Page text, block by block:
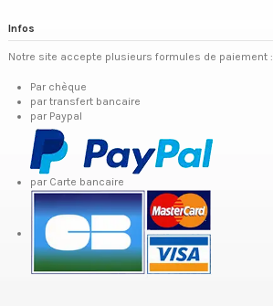
Infos
Notre site accepte plusieurs formules de paiement :
Par chèque
par transfert bancaire
par Paypal
par Carte bancaire